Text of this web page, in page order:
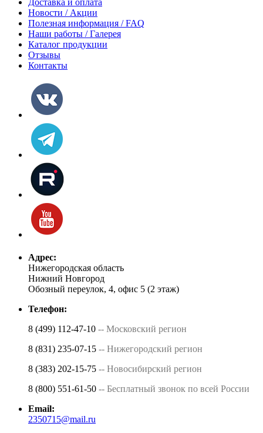
Новости / Акции
Полезная информация / FAQ
Наши работы / Галерея
Каталог продукции
Отзывы
Контакты
Адрес:
Нижегородская область
Нижний Новгород
Обозный переулок, 4, офис 5 (2 этаж)
Телефон:
8 (499) 112-47-10 -- Московский регион
8 (831) 235-07-15 -- Нижегородский регион
8 (383) 202-15-75 -- Новосибирский регион
8 (800) 551-61-50 -- Бесплатный звонок по всей России
Email:
2350715@mail.ru